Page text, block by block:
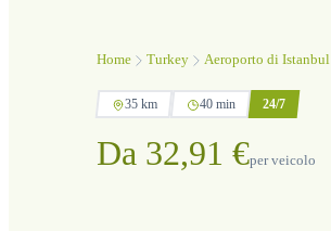
Home Turkey Aeroporto di Istanbul
35 km 40 min 24/7
Da 32,91 €per veicolo